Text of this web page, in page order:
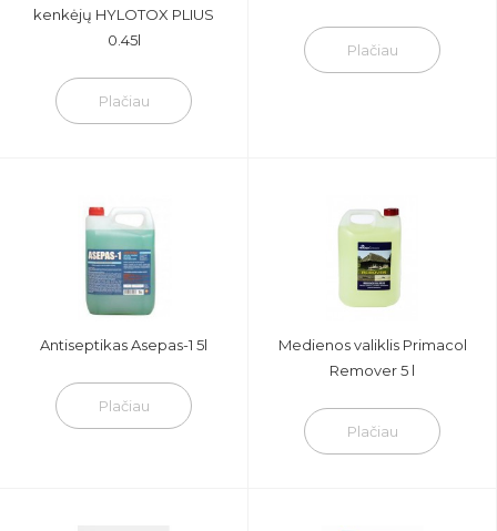
kenkėjų HYLOTOX PLIUS
0.45l
Plačiau
Plačiau
Antiseptikas Asepas-1 5l
Plačiau
Medienos valiklis Primacol
Remover 5 l
Plačiau